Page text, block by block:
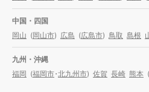
中国・四国
岡山 (岡山市) 広島 (広島市) 鳥取 島根
九州・沖縄
福岡 (福岡市・北九州市) 佐賀 長崎 熊本 (